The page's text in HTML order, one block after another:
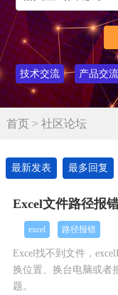
技术交流 产品交流
首页> 社区论坛
最新发表 最多回复
Excel文件路径报
excel 路径报错
Excel找不到文件，
换位置、换台电脑或者
题。